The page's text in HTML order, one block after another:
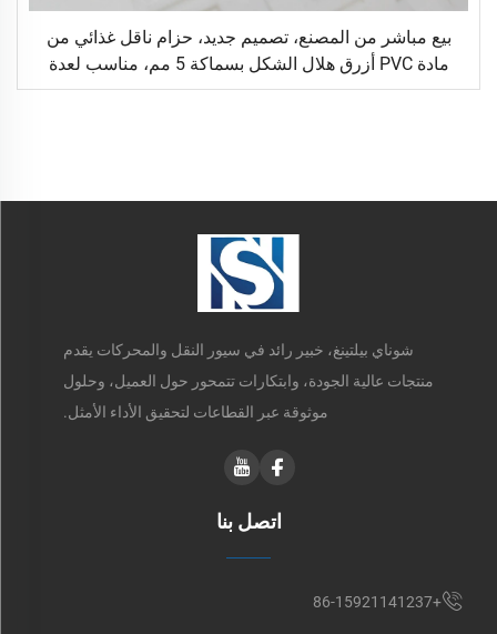
بيع مباشر من المصنع، تصميم جديد، حزام ناقل غذائي من
مادة PVC أزرق هلال الشكل بسماكة 5 مم، مناسب لعدة
مناسبات في المطاعم
شوناي بيلتينغ، خبير رائد في سيور النقل والمحركات يقدم
منتجات عالية الجودة، وابتكارات تتمحور حول العميل، وحلول
موثوقة عبر القطاعات لتحقيق الأداء الأمثل.
اتصل بنا
+86-15921141237